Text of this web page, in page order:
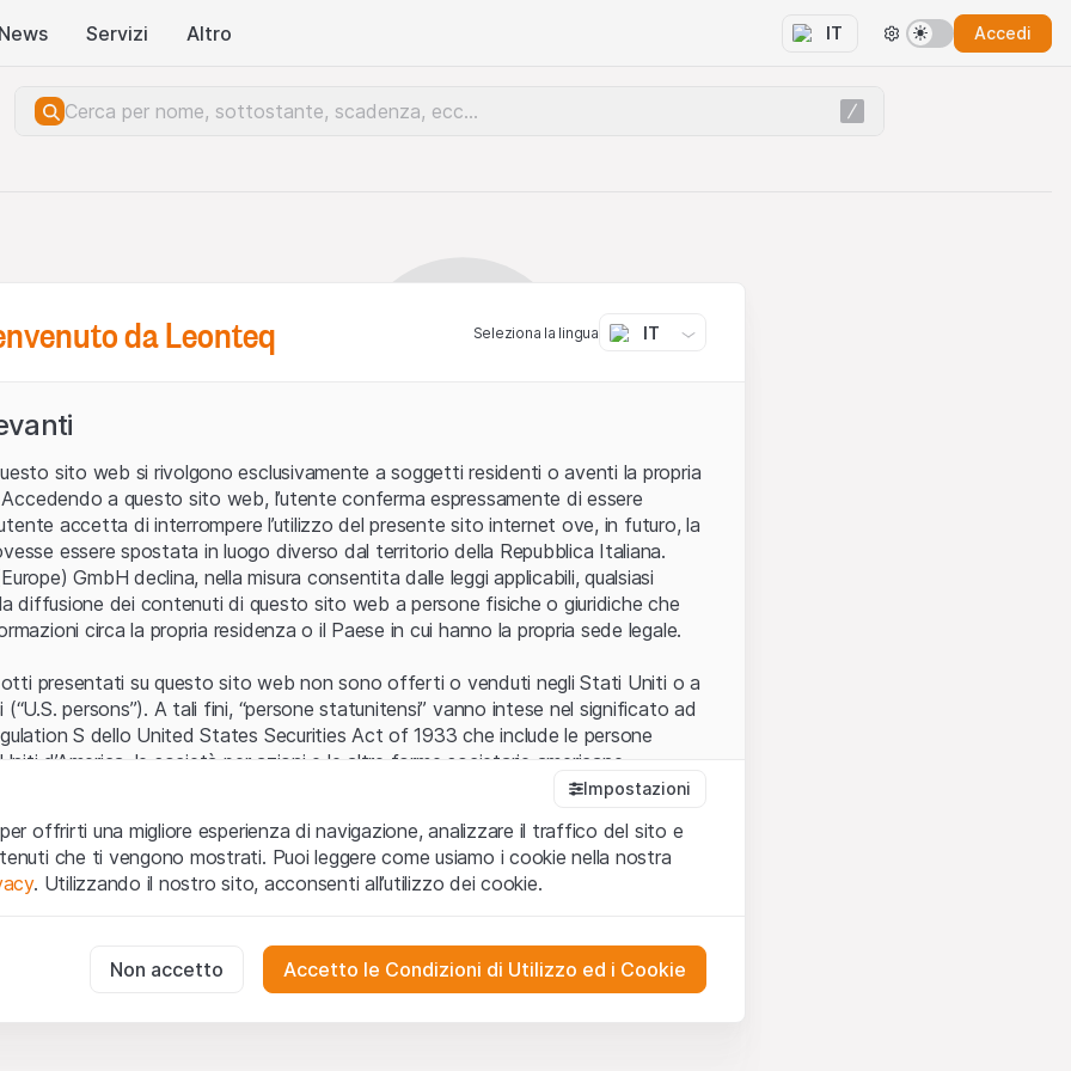
News Servizi Altro IT Accedi
Errore del server.
da Leonteq Seleziona la lingua IT
sito web si rivolgono esclusivamente a soggetti residenti o aventi la propria
a questo sito web, l’utente conferma espressamente di essere
accetta di interrompere l’utilizzo del presente sito internet ove, in futuro, la
essere spostata in luogo diverso dal territorio della Repubblica Italiana.
GmbH declina, nella misura consentita dalle leggi applicabili, qualsiasi
diffusione dei contenuti di questo sito web a persone fisiche o giuridiche che
circa la propria residenza o il Paese in cui hanno la propria sede legale.
presentati su questo sito web non sono offerti o venduti negli Stati Uniti o a
persons”). A tali fini, “persone statunitensi” vanno intese nel significato ad
S dello United States Securities Act of 1933 che include le persone
d’America, le società per azioni e le altre forme societarie americane.
web (di seguito, il “Sito”) si dichiara di aver compreso e di accettare le
avvertenze importanti e le condizioni di utilizzo ivi rese disponibili. Nel caso in
utilizzonon siano accettate, l’utente è tenuto ad interrompere l’utilizzo del
o invito ad acquistare
i dati, i servizi, gli strumenti, i documenti (i “Contenuti del Sito”) contenuti o
web hanno esclusivamente finalità informative e non rappresentano né
Impostazioni
offrirti una migliore esperienza di navigazione, analizzare il traffico del sito e
che ti vengono mostrati. Puoi leggere come usiamo i cookie nella nostra
. Utilizzando il nostro sito, acconsenti all’utilizzo dei cookie.
per il funzionamento del sito web e non possono essere disattivati.
Non accetto Accetto le Condizioni di Utilizzo ed i Cookie